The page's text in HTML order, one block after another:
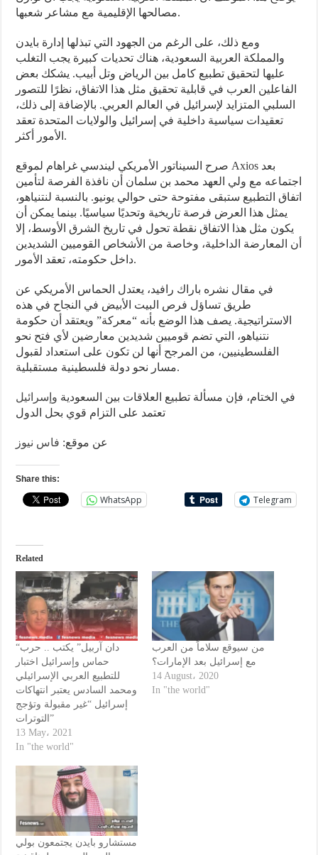
مصالحها الإقليمية مع مشاعر شعبها.
ومع ذلك، على الرغم من الجهود التي تبذلها إدارة بايدن
والمملكة العربية السعودية، هناك تحديات كبيرة يجب التغلب
عليها لتحقيق تطبيع كامل بين الرياض وتل أبيب. يشكك بعض
الفاعلين العرب في قابلية تحقيق مثل هذا الاتفاق، نظرًا للتصور
السلبي المتزايد لإسرائيل في العالم العربي. بالإضافة إلى ذلك،
تعقيدات سياسية داخلية في إسرائيل والولايات المتحدة تعقد
الأمور أكثر.
صرح السيناتور الأمريكي ليندسي غراهام لموقع Axios بعد
اجتماعه مع ولي العهد محمد بن سلمان أن نافذة الفرصة لتأمين
اتفاق التطبيع ستبقى مفتوحة حتى حوالي يونيو. بالنسبة لنتنياهو،
يمثل هذا العرض فرصة تاريخية وتحديًا سياسيًا. بينما يمكن أن
يكون مثل هذا الاتفاق نقطة تحول في تاريخ الشرق الأوسط، إلا
أن المعارضة الداخلية، وخاصة من الأشخاص القوميين الشديدين
داخل حكومته، تعقد الأمور.
في مقال نشره باراك رافيد، يعتدل الحماس الأمريكي عن
طريق تساؤل فرص البيت الأبيض في النجاح في هذه
الاستراتيجية. يصف هذا الوضع بأنه “معركة” ويعتقد أن حكومة
نتنياهو، التي تضم قوميين شديدين معارضين لأي فتح نحو
الفلسطينيين، من المرجح أنها لن تكون على استعداد لقبول
مسار نحو دولة فلسطينية مستقبلية.
في الختام، فإن مسألة تطبيع العلاقات بين السعودية وإسرائيل
تعتمد على التزام قوي بحل الدول
عن موقع: فاس نيوز
Share this:
WhatsApp Telegram
Related
“دان آربيل” يكتب .. حرب
حماس وإسرائيل اختبار
للتطبيع العربي الإسرائيلي
ومحمد السادس يعتبر انتهاكات
إسرائيل “غير مقبولة وتؤجج
التوترات”
13 May، 2021
In "the world"
من سيوقع سلاماً من العرب
مع إسرائيل بعد الإمارات؟
14 August، 2020
In "the world"
مستشارو بايدن يجتمعون بولي